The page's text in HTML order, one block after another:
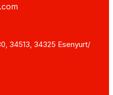
34513, 34325 Esenyurt/